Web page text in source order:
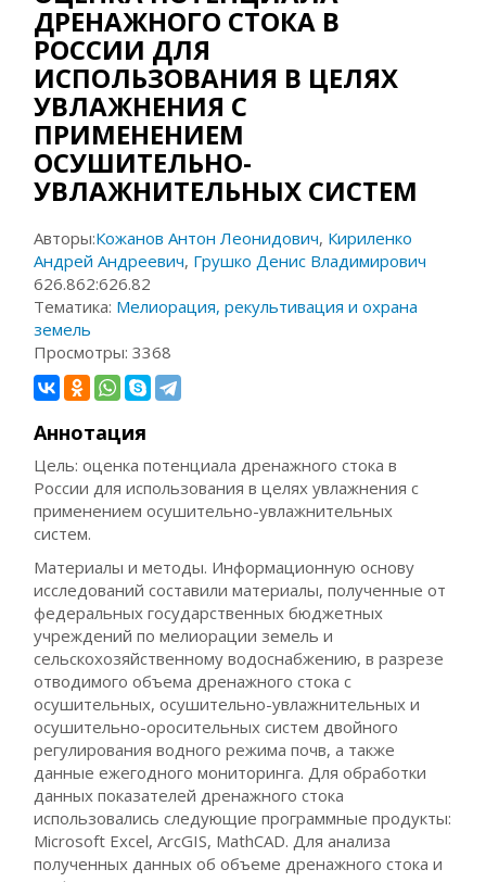
ДРЕНАЖНОГО СТОКА В
РОССИИ ДЛЯ
ИСПОЛЬЗОВАНИЯ В ЦЕЛЯХ
УВЛАЖНЕНИЯ С
ПРИМЕНЕНИЕМ
ОСУШИТЕЛЬНО-
УВЛАЖНИТЕЛЬНЫХ СИСТЕМ
Авторы:Кожанов Антон Леонидович, Кириленко
Андрей Андреевич, Грушко Денис Владимирович
626.862:626.82
Тематика: Мелиорация, рекультивация и охрана
земель
Просмотры:3368
Аннотация
Цель: оценка потенциала дренажного стока в
России для использования в целях увлажнения с
применением осушительно-увлажнительных
систем.
Материалы и методы. Информационную основу
исследований составили материалы, полученные от
федеральных государственных бюджетных
учреждений по мелиорации земель и
сельскохозяйственному водоснабжению, в разрезе
отводимого объема дренажного стока с
осушительных, осушительно-увлажнительных и
осушительно-оросительных систем двойного
регулирования водного режима почв, а также
данные ежегодного мониторинга. Для обработки
данных показателей дренажного стока
использовались следующие программные продукты:
Microsoft Excel, ArcGIS, MathCAD. Для анализа
полученных данных об объеме дренажного стока и